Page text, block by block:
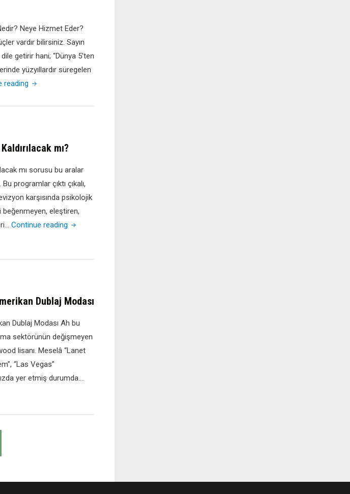
Neye Hizmet Eder?
vardır bilirsiniz. Sayın
getirir hani; “Dünya 5’ten
yüzyıllardır süregelen
reading "İlluminati
Hizmetmı?
mı sorusu bu aralar
programlar çıktı çıkalı,
karşısında psikolojik
eleştiren,
Continue reading "Evlilik
Dublaj Modası
Dublaj Modası Ah bu
sektörünün değişmeyen
lisanı. Meselâ “Lanet
“Las Vegas”
yer etmiş durumda.…